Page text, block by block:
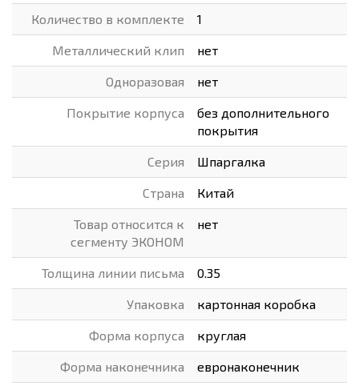
Количество в комплекте 1
Металлический клип нет
Одноразовая нет
Покрытие корпуса
без дополнительного
покрытия
Серия Шпаргалка
Страна Китай
Товар относится к
сегменту ЭКОНОМ
нет
Толщина линии письма 0.35
Упаковка картонная коробка
Форма корпуса круглая
Форма наконечника евронаконечник